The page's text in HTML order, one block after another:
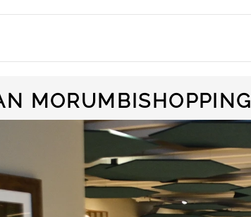
MORUMBISHOPPING